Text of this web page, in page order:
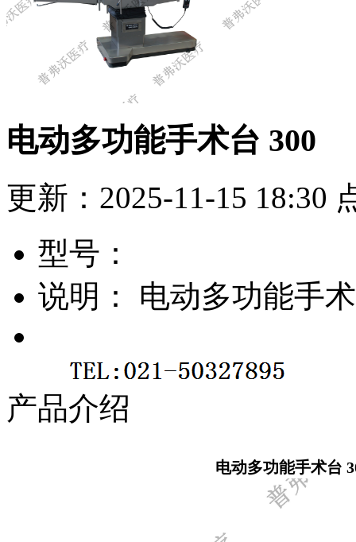
电动多功能手术台 300
更新：2025-11-15 18:30
型号：
说明：
电动多功能手
产品介绍
电动多功能手术台